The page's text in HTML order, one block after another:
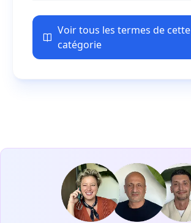
Voir tous les termes de cette
catégorie